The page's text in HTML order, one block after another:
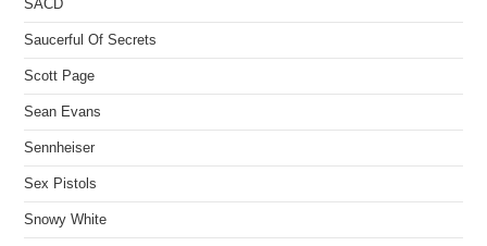
SACD
Saucerful Of Secrets
Scott Page
Sean Evans
Sennheiser
Sex Pistols
Snowy White